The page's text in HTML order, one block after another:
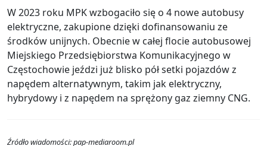
W 2023 roku MPK wzbogaciło się o 4 nowe autobusy
elektryczne, zakupione dzięki dofinansowaniu ze
środków unijnych. Obecnie w całej flocie autobusowej
Miejskiego Przedsiębiorstwa Komunikacyjnego w
Częstochowie jeździ już blisko pół setki pojazdów z
napędem alternatywnym, takim jak elektryczny,
hybrydowy i z napędem na sprężony gaz ziemny CNG.
Źródło wiadomości: pap-mediaroom.pl